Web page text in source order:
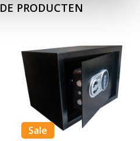
PRODUCTEN
Sale